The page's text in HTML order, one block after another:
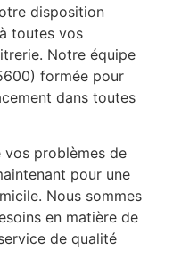
disposition
toutes vos
Notre équipe
formée pour
dans toutes
vos problèmes de
pour une
Nous sommes
en matière de
de qualité